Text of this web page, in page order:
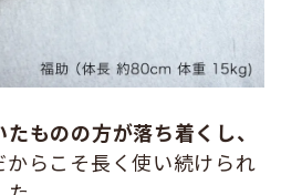
ものの方が落ち着くし、
からこそ長く使い続けられ